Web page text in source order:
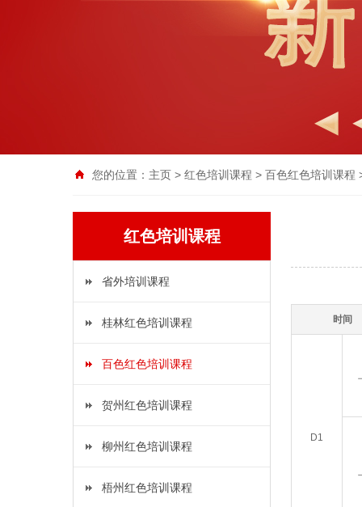
您的位置： 主页 > 红色培训课程 > 百色红色培训课程
红色培训课程
省外培训课程
桂林红色培训课程
百色红色培训课程
贺州红色培训课程
柳州红色培训课程
梧州红色培训课程
时间
D1